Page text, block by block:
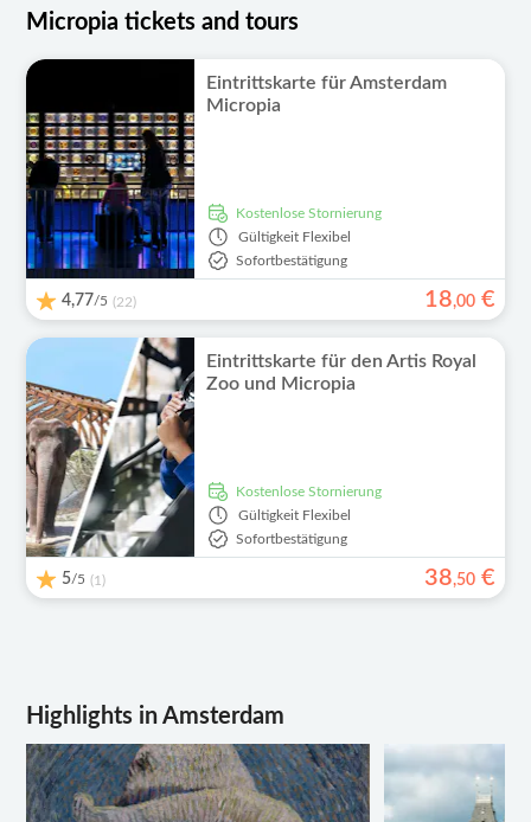
Micropia tickets and tours
Eintrittskarte für Amsterdam
Micropia
kostenlose Stornierung
Gültigkeit Flexibel
Sofortbestätigung
4,77/5 (22) 18,00 €
Eintrittskarte für den Artis Royal
Zoo und Micropia
kostenlose Stornierung
Gültigkeit Flexibel
Sofortbestätigung
5/5 (1) 38,50 €
Highlights in Amsterdam